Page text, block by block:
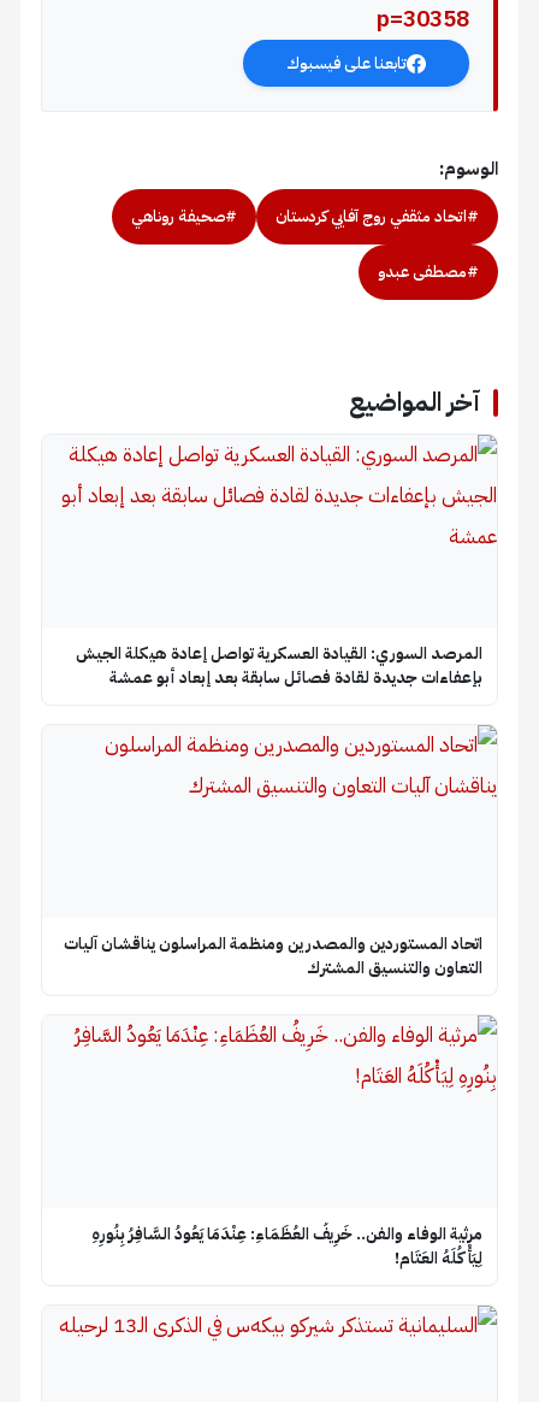
p=30358
تابعنا على فيسبوك
الوسوم:
#اتحاد مثقفي روج آفايي كردستان #صحيفة روناهي
#مصطفى عبدو
آخر المواضيع
المرصد السوري: القيادة العسكرية تواصل إعادة هيكلة الجيش
بإعفاءات جديدة لقادة فصائل سابقة بعد إبعاد أبو عمشة
اتحاد المستوردين والمصدرين ومنظمة المراسلون يناقشان آليات
التعاون والتنسيق المشترك
​مرثية الوفاء والفن.. خَرِيفُ العُظَمَاءِ: عِنْدَمَا يَعُودُ السَّافِرُ بِنُورِهِ
لِيَأْكُلَهُ العَتَام!